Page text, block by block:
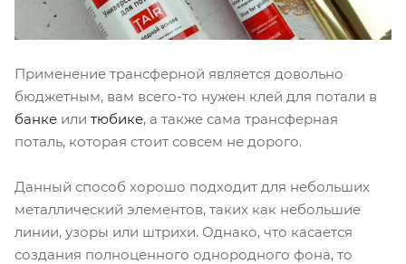
Применение трансферной является довольно
бюджетным, вам всего-то нужен клей для потали в
банке или тюбике, а также сама трансферная
поталь, которая стоит совсем не дорого.
Данный способ хорошо подходит для небольших
металлический элементов, таких как небольшие
линии, узоры или штрихи. Однако, что касается
создания полноценного однородного фона, то